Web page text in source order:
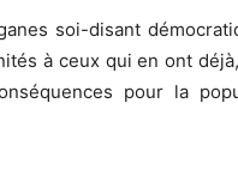
soi-disant
à ceux qui en ont déjà,
pour la